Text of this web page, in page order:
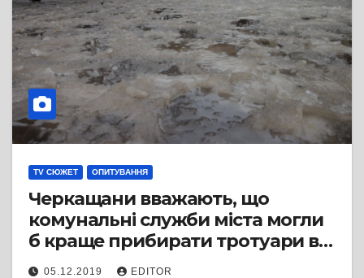
TV СЮЖЕТ ОПИТУВАННЯ
Черкащани вважають, що
комунальні служби міста могли
б краще прибирати тротуари від
снігу – вуличне опитування
05.12.2019 EDITOR